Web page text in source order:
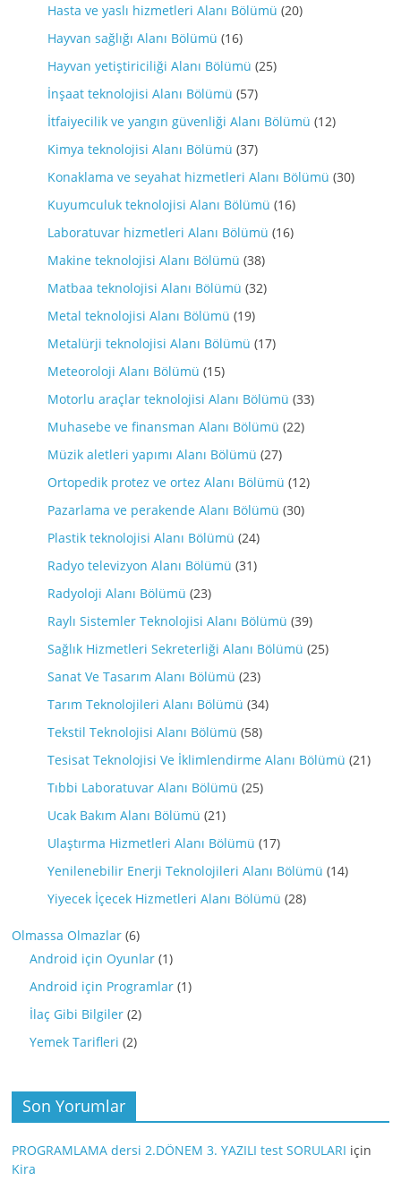
Hasta ve yaslı hizmetleri Alanı Bölümü (20)
Hayvan sağlığı Alanı Bölümü (16)
Hayvan yetiştiriciliği Alanı Bölümü (25)
İnşaat teknolojisi Alanı Bölümü (57)
İtfaiyecilik ve yangın güvenliği Alanı Bölümü (12)
Kimya teknolojisi Alanı Bölümü (37)
Konaklama ve seyahat hizmetleri Alanı Bölümü (30)
Kuyumculuk teknolojisi Alanı Bölümü (16)
Laboratuvar hizmetleri Alanı Bölümü (16)
Makine teknolojisi Alanı Bölümü (38)
Matbaa teknolojisi Alanı Bölümü (32)
Metal teknolojisi Alanı Bölümü (19)
Metalürji teknolojisi Alanı Bölümü (17)
Meteoroloji Alanı Bölümü (15)
Motorlu araçlar teknolojisi Alanı Bölümü (33)
Muhasebe ve finansman Alanı Bölümü (22)
Müzik aletleri yapımı Alanı Bölümü (27)
Ortopedik protez ve ortez Alanı Bölümü (12)
Pazarlama ve perakende Alanı Bölümü (30)
Plastik teknolojisi Alanı Bölümü (24)
Radyo televizyon Alanı Bölümü (31)
Radyoloji Alanı Bölümü (23)
Raylı Sistemler Teknolojisi Alanı Bölümü (39)
Sağlık Hizmetleri Sekreterliği Alanı Bölümü (25)
Sanat Ve Tasarım Alanı Bölümü (23)
Tarım Teknolojileri Alanı Bölümü (34)
Tekstil Teknolojisi Alanı Bölümü (58)
Tesisat Teknolojisi Ve İklimlendirme Alanı Bölümü (21)
Tıbbi Laboratuvar Alanı Bölümü (25)
Ucak Bakım Alanı Bölümü (21)
Ulaştırma Hizmetleri Alanı Bölümü (17)
Yenilenebilir Enerji Teknolojileri Alanı Bölümü (14)
Yiyecek İçecek Hizmetleri Alanı Bölümü (28)
Olmassa Olmazlar (6)
Android için Oyunlar (1)
Android için Programlar (1)
İlaç Gibi Bilgiler (2)
Yemek Tarifleri (2)
Son Yorumlar
PROGRAMLAMA dersi 2.DÖNEM 3. YAZILI test SORULARI için
Kira